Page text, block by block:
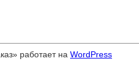
работает на WordPress